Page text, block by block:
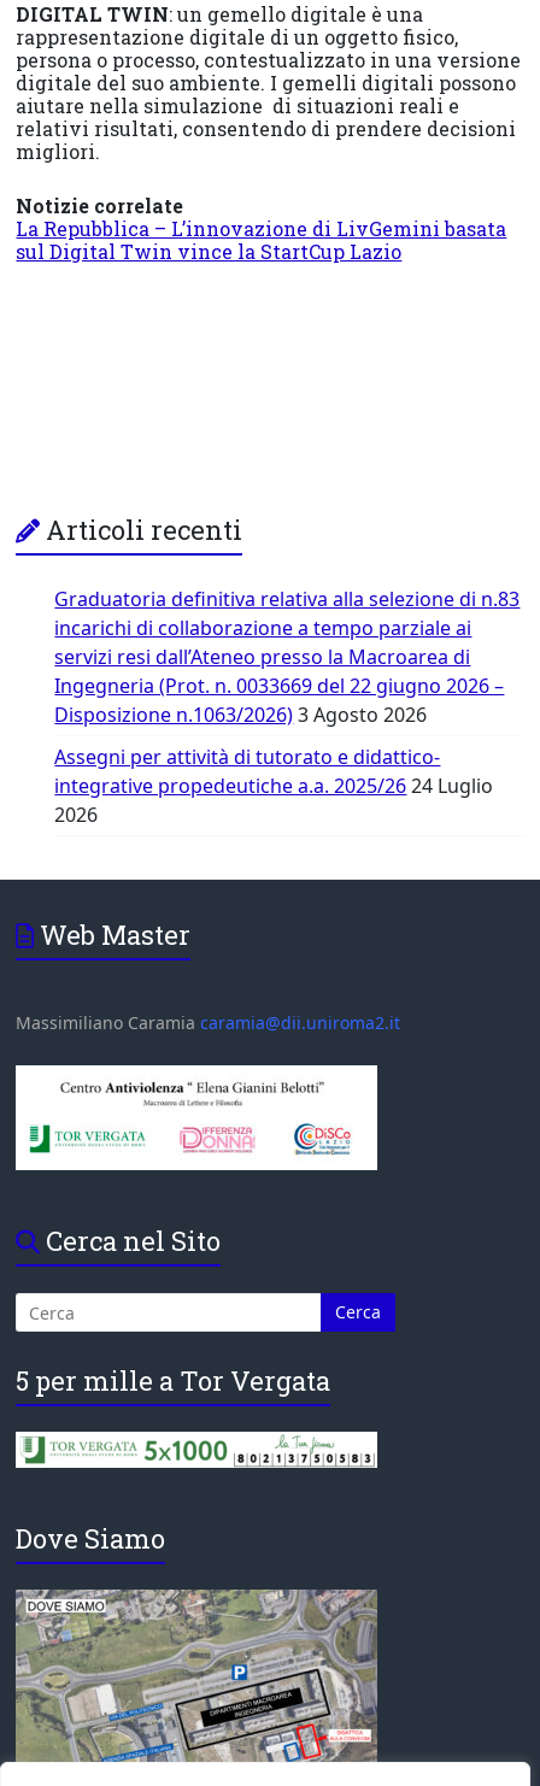
DIGITAL TWIN: un gemello digitale è una
rappresentazione digitale di un oggetto fisico,
persona o processo, contestualizzato in una versione
digitale del suo ambiente. I gemelli digitali possono
aiutare nella simulazione di situazioni reali e
relativi risultati, consentendo di prendere decisioni
migliori.
Notizie correlate
La Repubblica – L’innovazione di LivGemini basata
sul Digital Twin vince la StartCup Lazio
Articoli recenti
Graduatoria definitiva relativa alla selezione di n.83
incarichi di collaborazione a tempo parziale ai
servizi resi dall’Ateneo presso la Macroarea di
Ingegneria (Prot. n. 0033669 del 22 giugno 2026 –
Disposizione n.1063/2026) 3 Agosto 2026
Assegni per attività di tutorato e didattico-
integrative propedeutiche a.a. 2025/26 24 Luglio
2026
Web Master
Massimiliano Caramiacaramia@dii.uniroma2.it
Cerca nel Sito
5 per mille a Tor Vergata
Dove Siamo